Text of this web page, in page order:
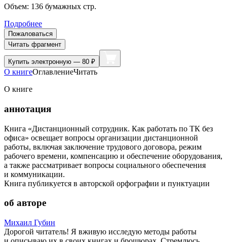
Объем: 136 бумажных стр.
Подробнее
Пожаловаться
Читать фрагмент
Купить электронную — 80 ₽
О книгеОглавлениеЧитать
О книге
аннотация
Книга «Дистанционный сотрудник. Как работать по ТК без
офиса» освещает вопросы организации дистанционной
работы, включая заключение трудового договора, режим
рабочего времени, компенсацию и обеспечение оборудования,
а также рассматривает вопросы социального обеспечения
и коммуникации.
Книга публикуется в авторской орфографии и пунктуации
об авторе
Михаил Губин
Дорогой читатель! Я вживую исследую методы работы